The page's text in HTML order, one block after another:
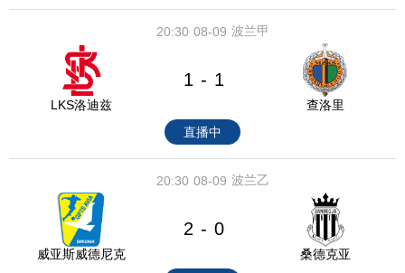
08-09
20:30 波兰甲
LKS洛迪兹
1 - 1
查洛里
直播中
08-09
20:30 波兰乙
威亚斯威德尼克
2 - 0
桑德克亚